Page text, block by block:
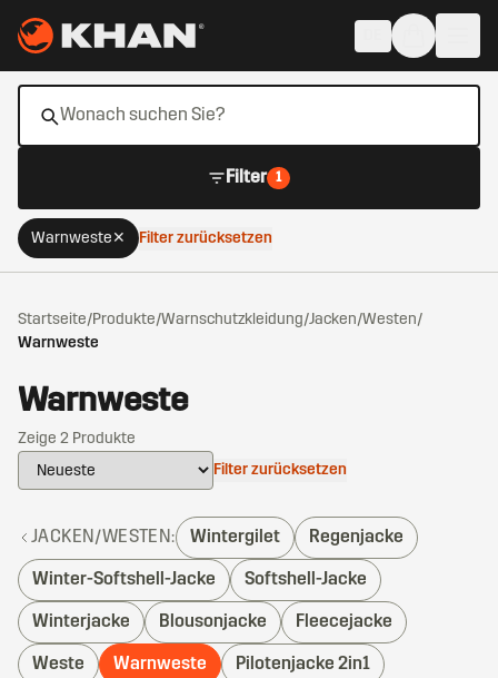
Filter 1
Aktive Filter
Warnweste ✕
Entfernen
Filter zurücksetzen
Startseite/Produkte/Warnschutzkleidung/Jacken/Westen/
Warnweste
Warnweste
Zeige 2 Produkte
Filter zurücksetzen
JACKEN/WESTEN: Wintergilet Regenjacke
Winter-Softshell-Jacke Softshell-Jacke
Winterjacke Blousonjacke Fleecejacke
Weste Warnweste Pilotenjacke 2in1